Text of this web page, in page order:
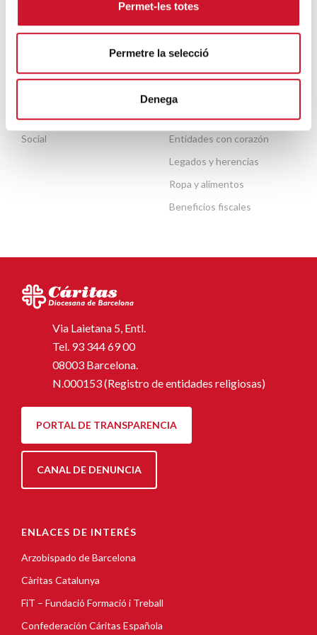
Permet-les totes
Permetre la selecció
Denega
Publicaciones
Observatorio de la Realidad
Social
COLABORA
Haz un donativo o hazte
Haz voluntariado
Entidades con corazón
Legados y herencias
Ropa y alimentos
Beneficios fiscales
Via Laietana 5, Entl.
Tel. 93 344 69 00
08003 Barcelona.
N.000153 (Registro de entidades religiosas)
PORTAL DE TRANSPARENCIA
CANAL DE DENUNCIA
ENLACES DE INTERÉS
Arzobispado de Barcelona
Càritas Catalunya
FiT – Fundació Formació i Treball
Confederación Cáritas Española